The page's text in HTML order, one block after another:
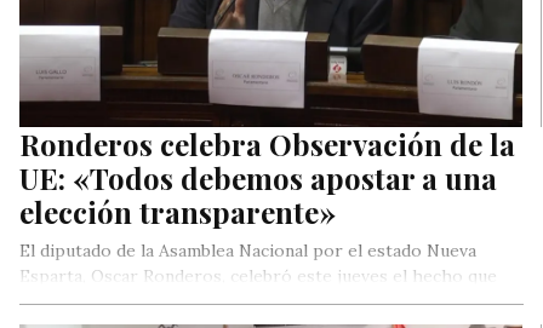
Ronderos celebra Observación de la
UE: «Todos debemos apostar a una
elección transparente»
El diputado de la Asamblea Nacional por el estado Nueva
Esparta, Oscar Ronderos, celebró este jueves el hecho que
la…